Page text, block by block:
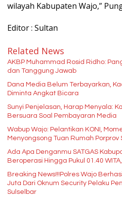
wilayah Kabupaten Wajo,”
Editor : Sultan
Related News
AKBP Muhammad Rosid Ridho:
dan Tanggung Jawab
Dana Media Belum Terbayarkan,
Diminta Angkat Bicara
Sunyi Penjelasan, Harap Menyala:
Bersuara Soal Pembayaran Media
Wabup Wajo: Pelantikan KONI,
Menyongsong Tuan Rumah Porprov
Ada Apa Denganmu SATGAS
Beroperasi Hingga Pukul 01.40
Breaking News!!!Polres Wajo
Juta Dari Oknum Security Pelaku
Sulselbar